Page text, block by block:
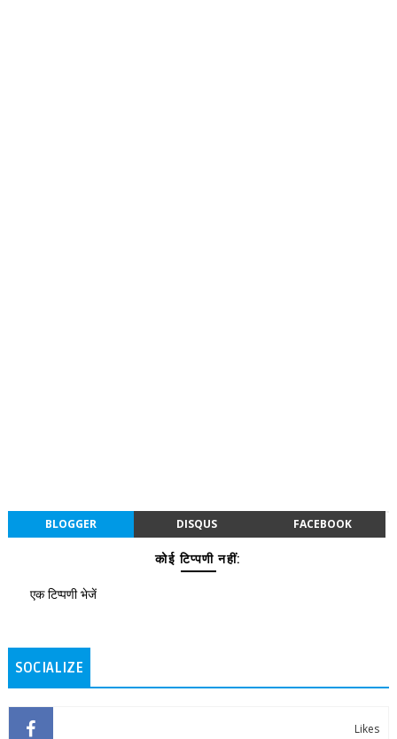
BLOGGER DISQUS FACEBOOK
कोई टिप्पणी नहीं:
एक टिप्पणी भेजें
SOCIALIZE
Likes